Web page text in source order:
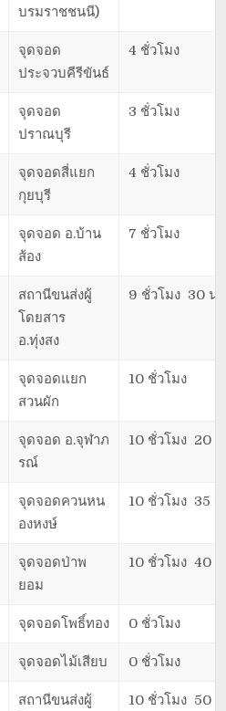
บรมราชชนนี)
จุดจอด
ประจวบคีรีขันธ์
4 ชั่วโมง
จุดจอด
ปราณบุรี
3 ชั่วโมง
จุดจอดสี่แยก
กุยบุรี
4 ชั่วโมง
จุดจอด อ.บ้าน
ส้อง
7 ชั่วโมง
สถานีขนส่งผู้
โดยสาร
อ.ทุ่งสง
9 ชั่วโมง 30 น
จุดจอดแยก
สวนผัก
10 ชั่วโมง
จุดจอด อ.จุฬาภ
รณ์
10 ชั่วโมง 20
จุดจอดควนหน
องหงษ์
10 ชั่วโมง 35
จุดจอดป่าพ
ยอม
10 ชั่วโมง 40
จุดจอดโพธิ์ทอง 0 ชั่วโมง
จุดจอดไม้เสียบ 0 ชั่วโมง
สถานีขนส่งผู้
10 ชั่วโมง 50